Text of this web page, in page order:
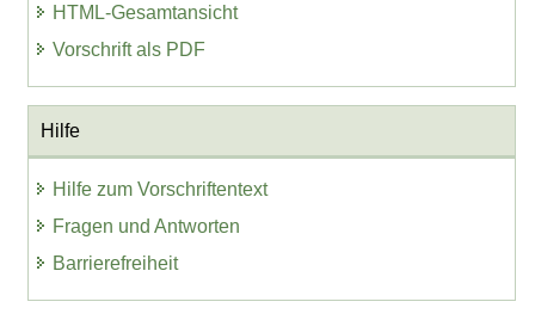
HTML-Gesamtansicht
Vorschrift als PDF
Hilfe
Hilfe zum Vorschriftentext
Fragen und Antworten
Barrierefreiheit